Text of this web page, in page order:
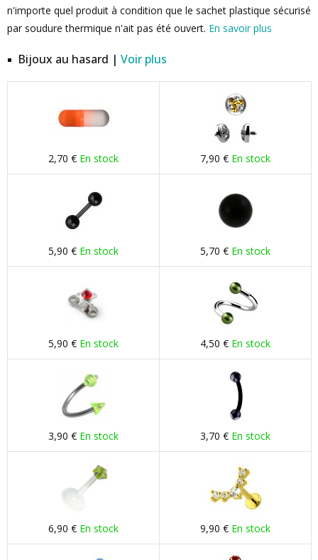
n'importe quel produit à condition que le sachet plastique sécurisé
par soudure thermique n'ait pas été ouvert. En savoir plus
Bijoux au hasard | Voir plus
2,70 € En stock 7,90 € En stock
5,90 € En stock 5,70 € En stock
5,90 € En stock 4,50 € En stock
3,90 € En stock 3,70 € En stock
6,90 € En stock 9,90 € En stock